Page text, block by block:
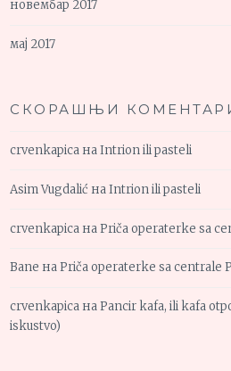
новембар 2017
мај 2017
СКОРАШЊИ
crvenkapica наIntrion ili pasteli
Asim Vugdalić наIntrion ili pasteli
crvenkapica наPriča operaterke sa
Bane наPriča operaterke sa centrale
crvenkapica наPancir kafa, ili kafa
iskustvo)